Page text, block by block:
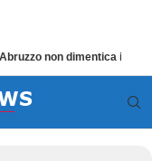
non dimentica i suoi